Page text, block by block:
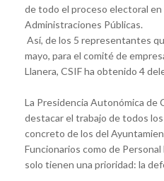
de todo el proceso electoral
Administraciones Públicas.
Así, de los 5 representantes
mayo, para el comité de
Llanera, CSIF ha obtenido 4
La Presidencia Autonómica de
destacar el trabajo de todos
concreto de los del
Funcionarios como de Personal
solo tienen una prioridad: la